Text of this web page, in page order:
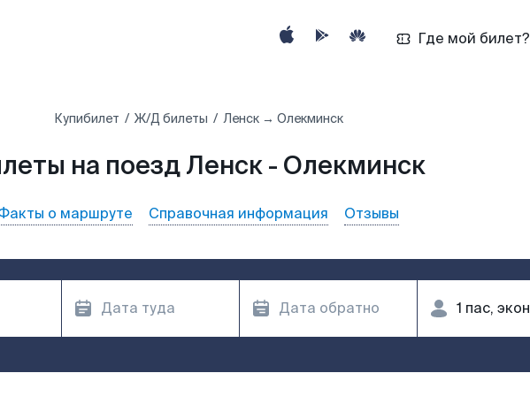
Где мой билет?
Купибилет Ж/Д билеты Ленск → Олекминск
на поезд Ленск - Олекминск
о маршруте Справочная информация Отзывы